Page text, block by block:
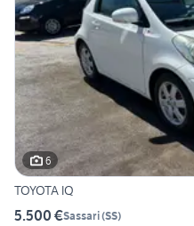
6
TOYOTA IQ
5.500 €Sassari(SS)